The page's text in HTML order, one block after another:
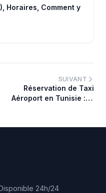
Horaires, Comment y
SUIVANT
Réservation de Taxi
Aéroport en Tunisie : le
24h/24